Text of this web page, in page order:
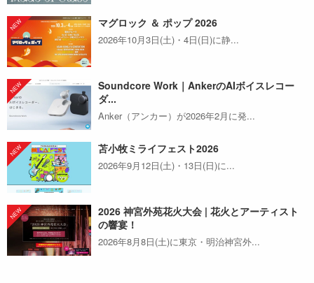
マグロック ＆ ポップ 2026
2026年10月3日(土)・4日(日)に静...
Soundcore Work｜AnkerのAIボイスレコー
ダ...
Anker（アンカー）が2026年2月に発...
苫小牧ミライフェスト2026
2026年9月12日(土)・13日(日)に...
2026 神宮外苑花火大会 | 花火とアーティスト
の響宴！
2026年8月8日(土)に東京・明治神宮外...